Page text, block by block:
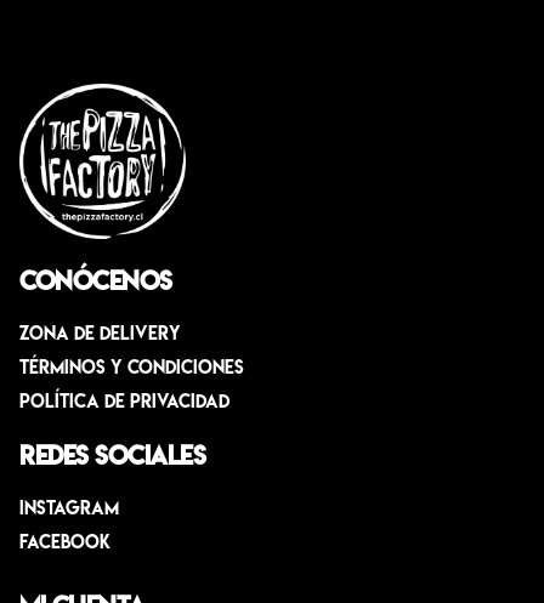
Conócenos
Zona de Delivery
Términos y condiciones
Política de privacidad
Redes sociales
Instagram
Facebook